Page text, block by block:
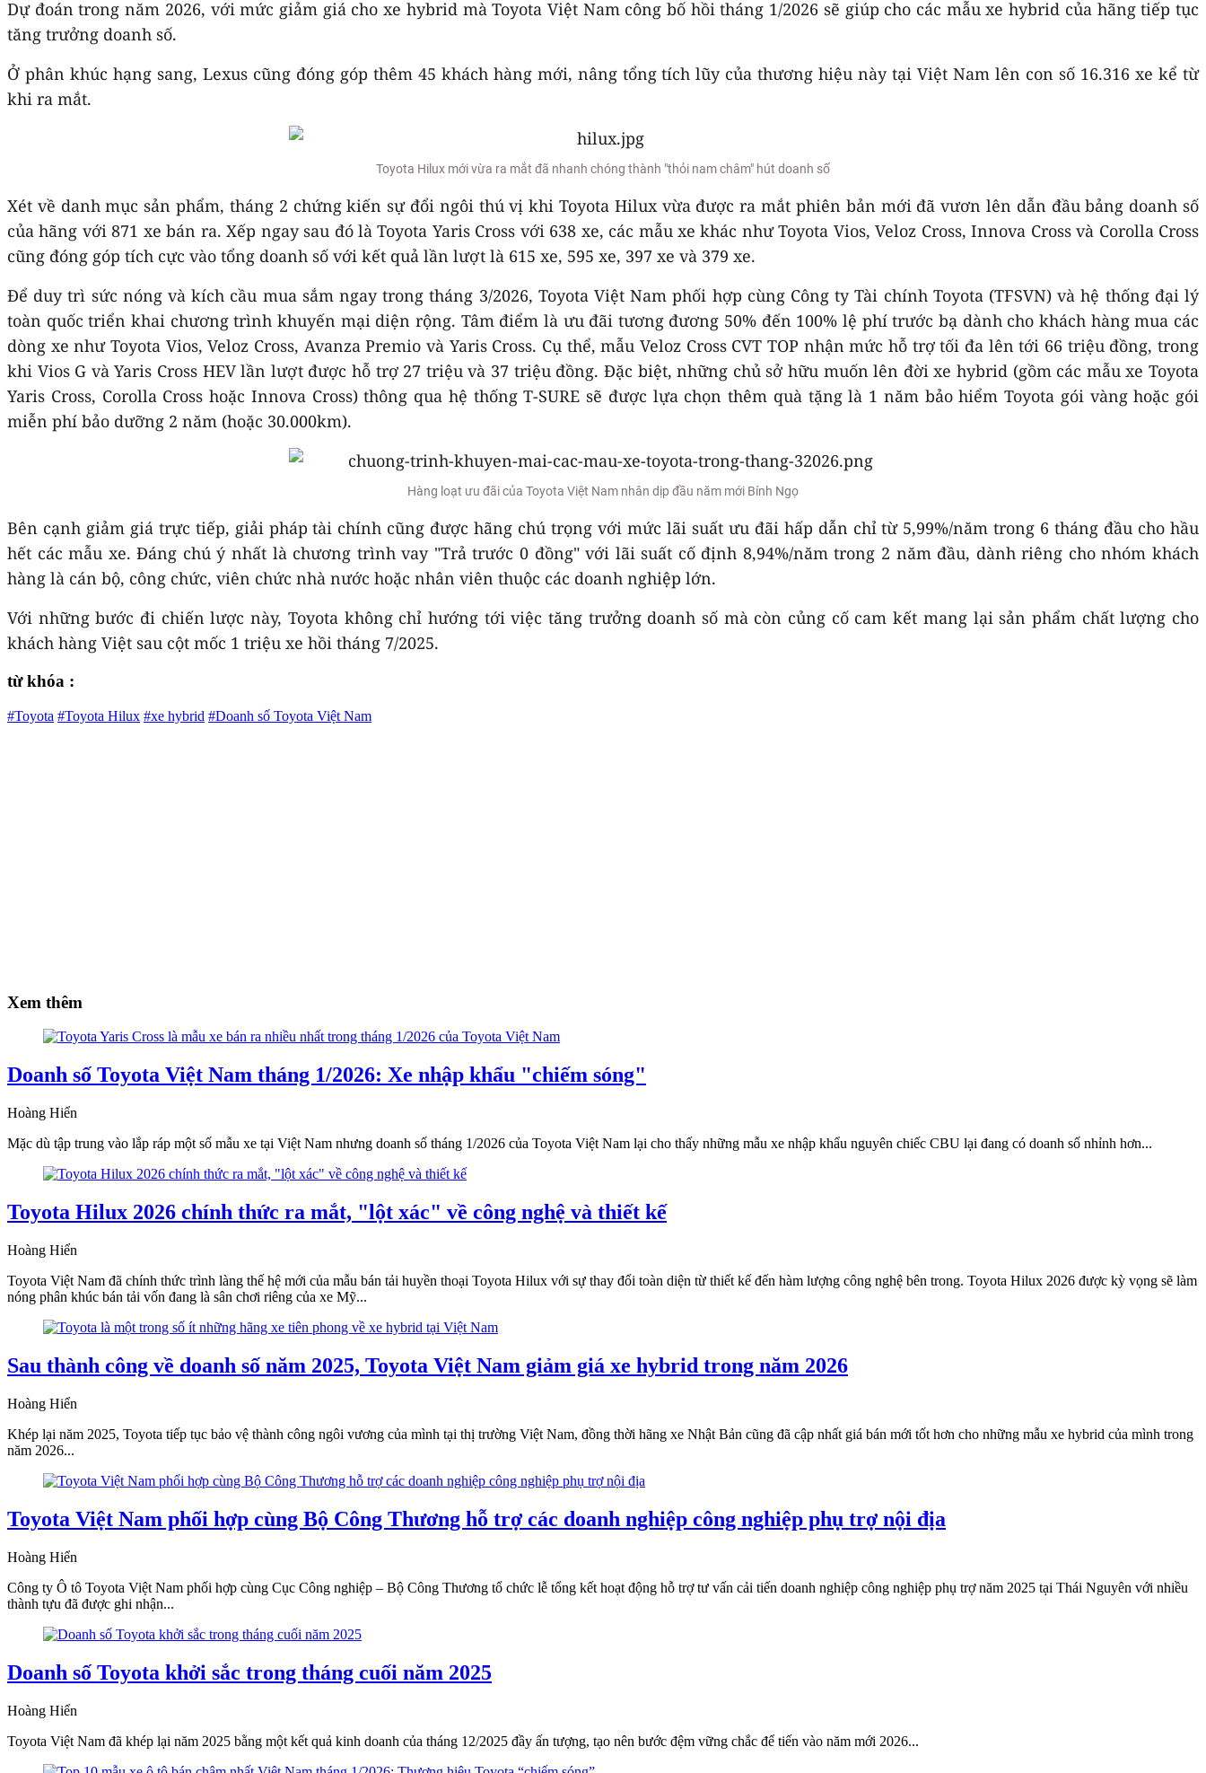
Dự đoán trong năm 2026, với mức giảm giá cho xe hybrid mà Toyota Việt Nam công bố hồi tháng 1/2026 sẽ giúp cho các mẫu xe hybrid của hãng tiếp tục
tăng trưởng doanh số.
Ở phân khúc hạng sang, Lexus cũng đóng góp thêm 45 khách hàng mới, nâng tổng tích lũy của thương hiệu này tại Việt Nam lên con số 16.316 xe kể từ
khi ra mắt.
Toyota Hilux mới vừa ra mắt đã nhanh chóng thành "thỏi nam châm" hút doanh số
Xét về danh mục sản phẩm, tháng 2 chứng kiến sự đổi ngôi thú vị khi Toyota Hilux vừa được ra mắt phiên bản mới đã vươn lên dẫn đầu bảng doanh số
của hãng với 871 xe bán ra. Xếp ngay sau đó là Toyota Yaris Cross với 638 xe, các mẫu xe khác như Toyota Vios, Veloz Cross, Innova Cross và Corolla Cross
cũng đóng góp tích cực vào tổng doanh số với kết quả lần lượt là 615 xe, 595 xe, 397 xe và 379 xe.
Để duy trì sức nóng và kích cầu mua sắm ngay trong tháng 3/2026, Toyota Việt Nam phối hợp cùng Công ty Tài chính Toyota (TFSVN) và hệ thống đại lý
toàn quốc triển khai chương trình khuyến mại diện rộng. Tâm điểm là ưu đãi tương đương 50% đến 100% lệ phí trước bạ dành cho khách hàng mua các
dòng xe như Toyota Vios, Veloz Cross, Avanza Premio và Yaris Cross. Cụ thể, mẫu Veloz Cross CVT TOP nhận mức hỗ trợ tối đa lên tới 66 triệu đồng, trong
khi Vios G và Yaris Cross HEV lần lượt được hỗ trợ 27 triệu và 37 triệu đồng. Đặc biệt, những chủ sở hữu muốn lên đời xe hybrid (gồm các mẫu xe Toyota
Yaris Cross, Corolla Cross hoặc Innova Cross) thông qua hệ thống T-SURE sẽ được lựa chọn thêm quà tặng là 1 năm bảo hiểm Toyota gói vàng hoặc gói
miễn phí bảo dưỡng 2 năm (hoặc 30.000km).
Hàng loạt ưu đãi của Toyota Việt Nam nhân dịp đầu năm mới Bính Ngọ
Bên cạnh giảm giá trực tiếp, giải pháp tài chính cũng được hãng chú trọng với mức lãi suất ưu đãi hấp dẫn chỉ từ 5,99%/năm trong 6 tháng đầu cho hầu
hết các mẫu xe. Đáng chú ý nhất là chương trình vay "Trả trước 0 đồng" với lãi suất cố định 8,94%/năm trong 2 năm đầu, dành riêng cho nhóm khách
hàng là cán bộ, công chức, viên chức nhà nước hoặc nhân viên thuộc các doanh nghiệp lớn.
Với những bước đi chiến lược này, Toyota không chỉ hướng tới việc tăng trưởng doanh số mà còn củng cố cam kết mang lại sản phẩm chất lượng cho
khách hàng Việt sau cột mốc 1 triệu xe hồi tháng 7/2025.
từ khóa :
#Toyota #Toyota Hilux #xe hybrid #Doanh số Toyota Việt Nam
Xem thêm
Doanh số Toyota Việt Nam tháng 1/2026: Xe nhập khẩu "chiếm sóng"
Hoàng Hiển
Mặc dù tập trung vào lắp ráp một số mẫu xe tại Việt Nam nhưng doanh số tháng 1/2026 của Toyota Việt Nam lại cho thấy những mẫu xe nhập khẩu nguyên chiếc CBU lại đang có doanh số nhỉnh hơn...
Toyota Hilux 2026 chính thức ra mắt, "lột xác" về công nghệ và thiết kế
Hoàng Hiển
Toyota Việt Nam đã chính thức trình làng thế hệ mới của mẫu bán tải huyền thoại Toyota Hilux với sự thay đổi toàn diện từ thiết kế đến hàm lượng công nghệ bên trong. Toyota Hilux 2026 được kỳ vọng sẽ làm
nóng phân khúc bán tải vốn đang là sân chơi riêng của xe Mỹ...
Sau thành công về doanh số năm 2025, Toyota Việt Nam giảm giá xe hybrid trong năm 2026
Hoàng Hiển
Khép lại năm 2025, Toyota tiếp tục bảo vệ thành công ngôi vương của mình tại thị trường Việt Nam, đồng thời hãng xe Nhật Bản cũng đã cập nhất giá bán mới tốt hơn cho những mẫu xe hybrid của mình trong
năm 2026...
Toyota Việt Nam phối hợp cùng Bộ Công Thương hỗ trợ các doanh nghiệp công nghiệp phụ trợ nội địa
Hoàng Hiển
Công ty Ô tô Toyota Việt Nam phối hợp cùng Cục Công nghiệp – Bộ Công Thương tổ chức lễ tổng kết hoạt động hỗ trợ tư vấn cải tiến doanh nghiệp công nghiệp phụ trợ năm 2025 tại Thái Nguyên với nhiều
thành tựu đã được ghi nhận...
Doanh số Toyota khởi sắc trong tháng cuối năm 2025
Hoàng Hiển
Toyota Việt Nam đã khép lại năm 2025 bằng một kết quả kinh doanh của tháng 12/2025 đầy ấn tượng, tạo nên bước đệm vững chắc để tiến vào năm mới 2026...